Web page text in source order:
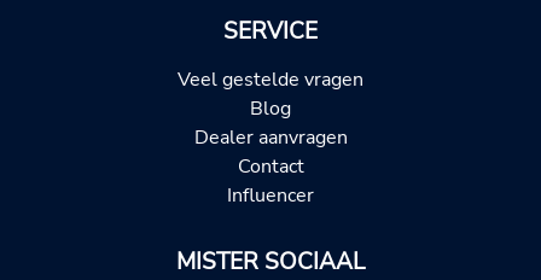
SERVICE
Veel gestelde vragen
Blog
Dealer aanvragen
Contact
Influencer
MISTER SOCIAAL